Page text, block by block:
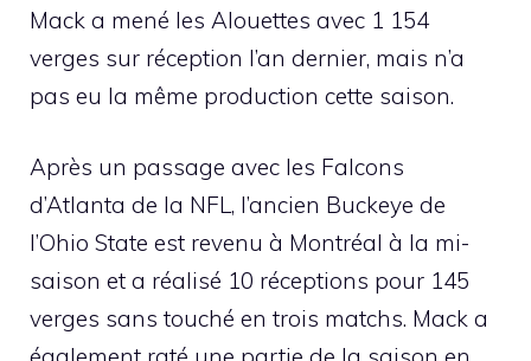
Mack a mené les Alouettes avec 1 154
verges sur réception l’an dernier, mais n’a
pas eu la même production cette saison.
Après un passage avec les Falcons
d’Atlanta de la NFL, l’ancien Buckeye de
l’Ohio State est revenu à Montréal à la mi-
saison et a réalisé 10 réceptions pour 145
verges sans touché en trois matchs. Mack a